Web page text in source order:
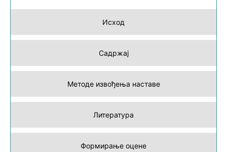
Исход
Садржај
Методе извођења наставе
Литература
Формирање оцене